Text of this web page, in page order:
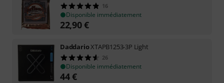
16
Disponible immédiatement
22,90€
DaddarioXTAPB1253-3P Light
26
Disponible immédiatement
44€